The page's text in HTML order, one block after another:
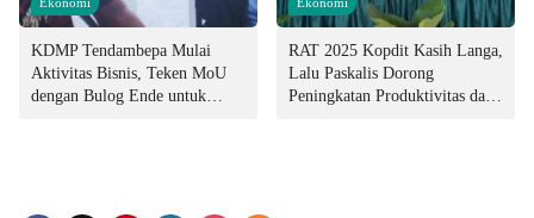
KDMP Tendambepa Mulai
Aktivitas Bisnis, Teken MoU
dengan Bulog Ende untuk
RAT 2025 Kopdit Kasih Langa,
Lalu Paskalis Dorong
Peningkatan Produktivitas dan